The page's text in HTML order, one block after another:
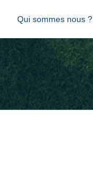
Qui sommes nous ?